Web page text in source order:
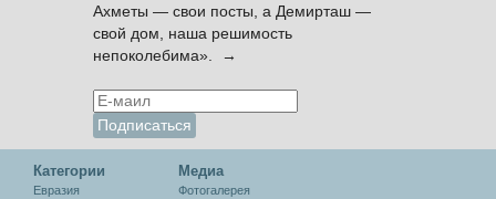
Ахметы — свои посты, а Демирташ —
свой дом, наша решимость
непоколебима». →
Категории
Евразия
Медиа
Фотогалерея